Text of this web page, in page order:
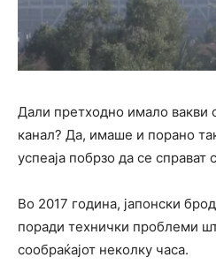
Дали претходно имало вакви
канал? Да, имаше и порано
успеаја побрзо да се справат
Во 2017 година, јапонски
поради технички проблеми
сообраќајот неколку часа.